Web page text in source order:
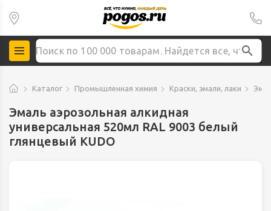
Каталог Промышленная химия Краски, эмали, лаки
Эмаль аэрозольная алкидная
универсальная 520мл RAL 9003 белый
глянцевый KUDO